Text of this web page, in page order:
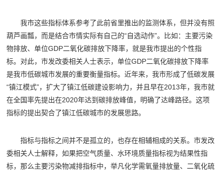
我市这些指标体系参考了此前省里推出的监测体系，但并没有照
葫芦画瓢，而是结合市情实际有自己的“自选动作”。比如：主要污染
物排放、单位GDP二氧化碳排放下降率，就是我市提出的个性指
标。对此，市发改委相关人士表示，单位GDP二氧化碳排放下降率
是我市低碳城市发展的重要衡量指标。近年来，我市形成了低碳发展
“镇江模式”，扩大了镇江低碳建设影响力，并且早在2013年，我市就
在全国率先提出在2020年达到碳排放峰值，明确了达峰路径。这项
指标的提出契合了镇江低碳城市的发展思路。
指标与指标之间并不是孤立的，也存在相辅相成的关系。市发改
委相关人士解释，如果把空气质量、水环境质量指标视为结果性指
标，那么主要污染物减排指标中，举凡化学需氧量排放量、二氧化硫